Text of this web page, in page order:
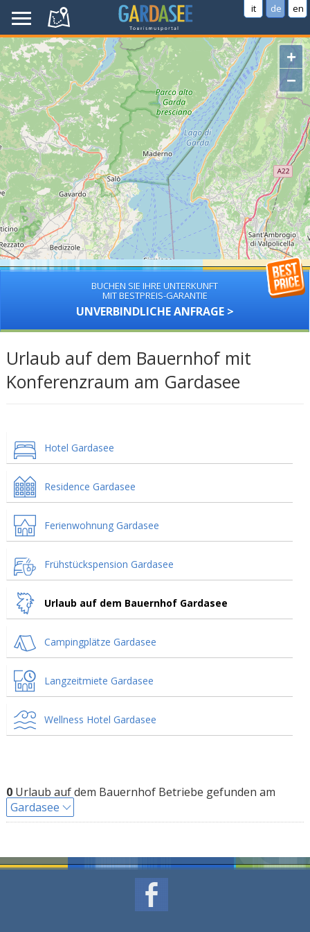
it de en
+
−
BUCHEN SIE IHRE UNTERKUNFT
MIT BESTPREIS-GARANTIE
UNVERBINDLICHE ANFRAGE >
Urlaub auf dem Bauernhof mit
Konferenzraum am Gardasee
Hotel Gardasee
Residence Gardasee
Ferienwohnung Gardasee
Frühstückspension Gardasee
Urlaub auf dem Bauernhof Gardasee
Campingplätze Gardasee
Langzeitmiete Gardasee
Wellness Hotel Gardasee
0Urlaub auf dem Bauernhof Betriebe gefunden am
Gardasee